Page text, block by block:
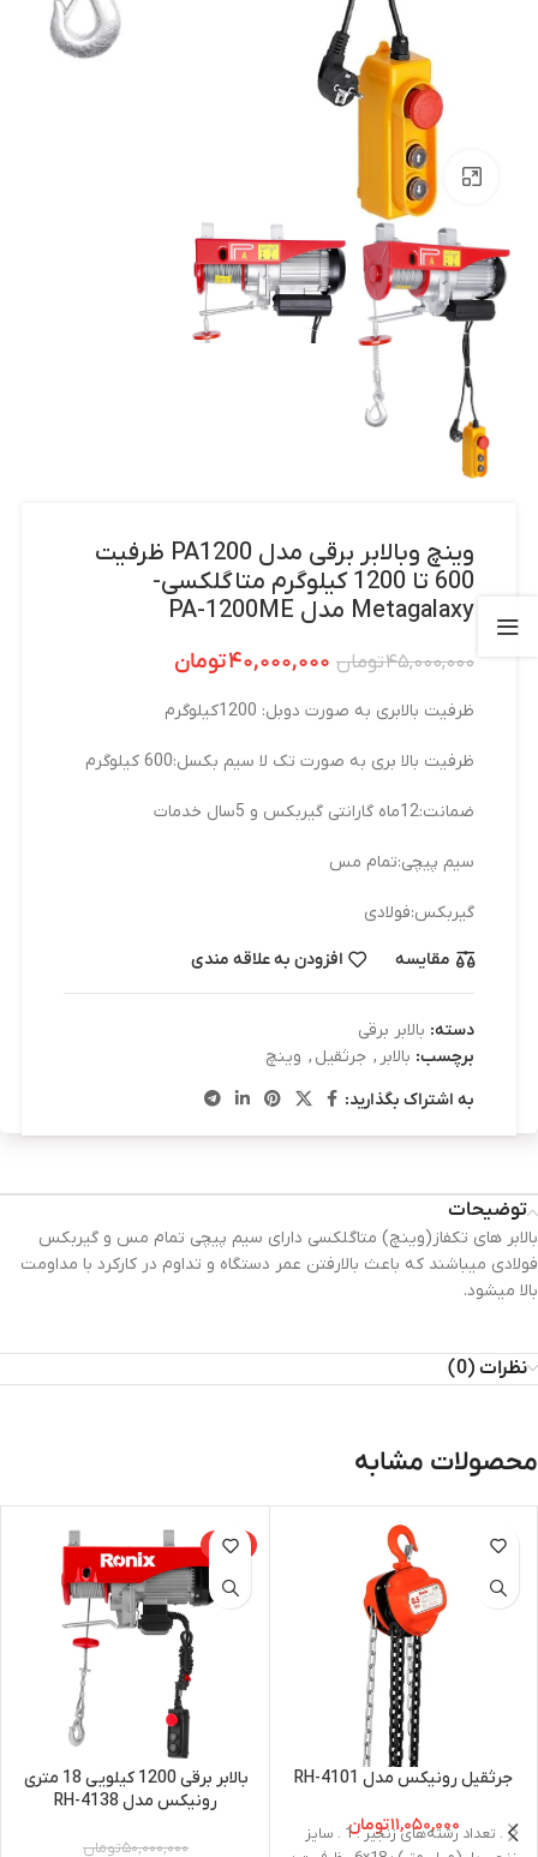
بزرگنمایی تصویر
وینچ وبالابر برقی مدل PA1200 ظرفیت
600 تا 1200 کیلوگرم متاگلکسی-
Metagalaxy مدل PA-1200ME
۴۵,۰۰۰,۰۰۰تومان ۴۰,۰۰۰,۰۰۰تومان
ظرفیت بالابری به صورت دوبل: 1200کیلوگرم
ظرفیت بالا بری به صورت تک لا سیم بکسل:600 کیلوگرم
ضمانت:12ماه گارانتی گیربکس و 5سال خدمات
سیم پیچی:تمام مس
گیربکس:فولادی
مقایسه افزودن به علاقه مندی
دسته: بالابر برقی
برچسب: بالابر , جرثقیل , وینچ
به اشتراک بگذارید:
توضیحات
بالابر های تکفاز(وینچ) متاگلکسی دارای سیم پیچی تمام مس و گیربکس
فولادی میباشند که باعث بالارفتن عمر دستگاه و تداوم در کارکرد با مداومت
بالا میشود.
نظرات (0)
محصولات مشابه
جرثقیل رونیکس مدل RH-4101
۱۱,۰۵۰,۰۰۰تومان . تعداد رشته‌های زنجیر : 1 . سایز
-15%
بالابر برقی 1200 کیلویی 18 متری
رونیکس مدل RH-4138
۵۰,۰۰۰,۰۰۰تومان